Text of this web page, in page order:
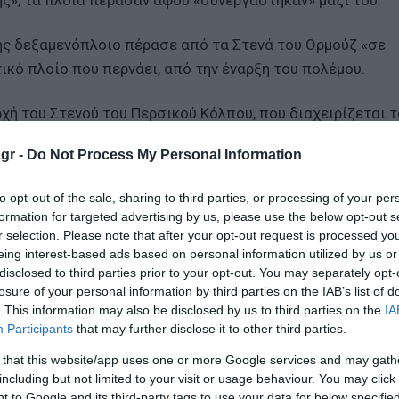
- Do Not Process My Personal Information
opt-out of the sale, sharing to third parties, or processing of your
for targeted advertising by us, please use the below opt-out
selection. Please note that after your opt-out request is processed
interest-based ads based on personal information utilized by us
to third parties prior to your opt-out. You may separately
of your personal information by third parties on the IAB’s list of
This information may also be disclosed by us to third parties on the
Participants that may further disclose it to other third parties.
that this website/app uses one or more Google services and may
but not limited to your visit or usage behaviour. You may
δεξαμενόπλοιο πέρασε από τα Στενά του Ορμούζ «σε
πλοίο που περνάει, από την έναρξη του πολέμου.
του Στενού του Περσικού Κόλπου, που διαχειρίζεται
ο αριθμός των πλοίων που περνούν από την περιοχή.
τους αποτελειώσουμε
του στολίσκου
να κατέβω για Πρωθυπουργός στο Ισραήλ»
Lykavitos.gr στο Google News
όλες τις ειδήσεις